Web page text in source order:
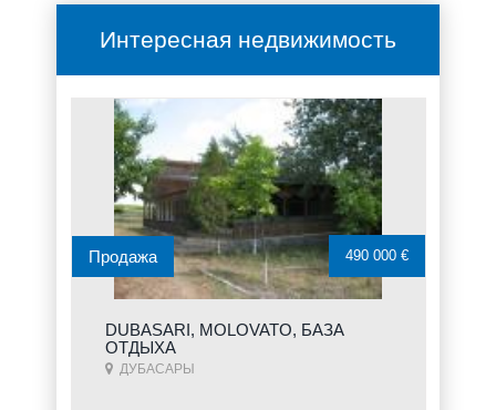
Интересная недвижимость
DUBASARI, MOLOVATO, БАЗА
ОТДЫХА
ДУБАСАРЫ
Продажа 490 000 €